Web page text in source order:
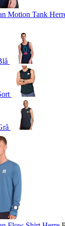
Motion Tank